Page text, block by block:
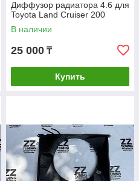
Диффузор радиатора 4.6 для
Toyota Land Cruiser 200
В наличии
25 000 ₸
Купить